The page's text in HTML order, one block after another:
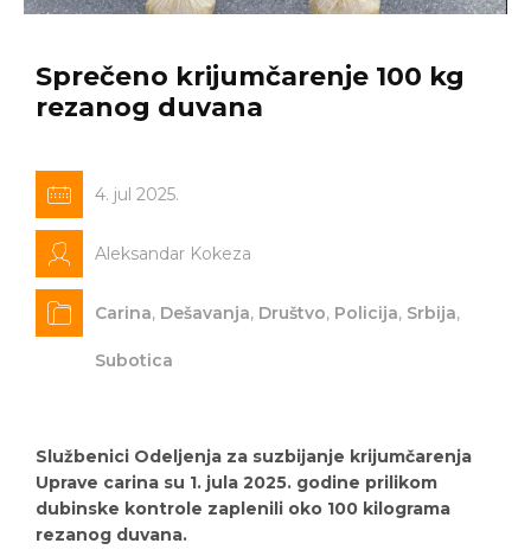
Sprečeno krijumčarenje 100 kg
rezanog duvana
4. jul 2025.
Aleksandar Kokeza
Carina, Dešavanja, Društvo, Policija, Srbija,
Subotica
Službenici Odeljenja za suzbijanje krijumčarenja
Uprave carina su 1. jula 2025. godine prilikom
dubinske kontrole zaplenili oko 100 kilograma
rezanog duvana.